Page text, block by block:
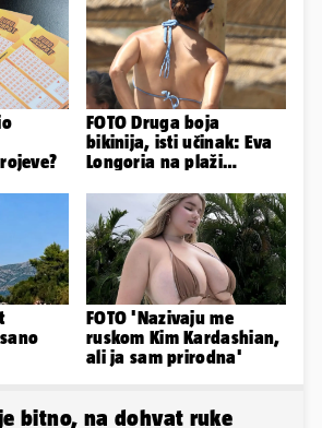
FOTO Druga boja
bikinija, isti učinak: Eva
Longoria na plaži
FOTO 'Nazivaju me
ruskom Kim Kardashian,
ali ja sam prirodna'
bitno, na dohvat ruke